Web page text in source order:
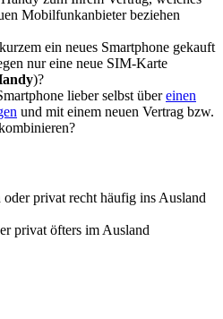
Mobilfunkanbieter beziehen
ein neues Smartphone gekauft
nur eine neue SIM-Karte
)?
lieber selbst übereinen
und mit einem neuen Vertrag bzw.
privat recht häufig ins Ausland
privat öfters im Ausland